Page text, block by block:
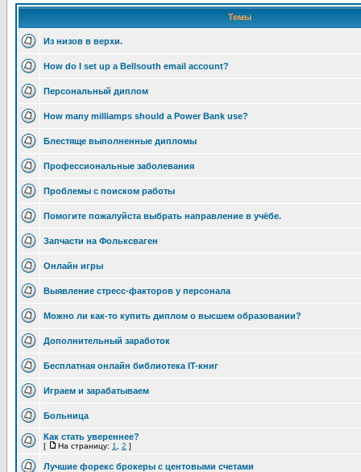
Темы
Из низов в верхи.
How do I set up a Bellsouth email account?
Персональный диплом
How many milliamps should a Power Bank use?
Блестяще выполненные дипломы
Профессиональные заболевания
Проблемы с поиском работы
Помогите пожалуйста выбрать направление в учёбе.
Запчасти на Фольксваген
Онлайн игры
Выявление стресс-факторов у персонала
Можно ли как-то купить диплом о высшем образовании?
Дополнительный заработок
Бесплатная онлайн библиотека IT-книг
Играем и зарабатываем
Больница
Как стать увереннее?
[ На страницу: 1 2 ]
Лучшие форекс брокеры с центовыми счетами